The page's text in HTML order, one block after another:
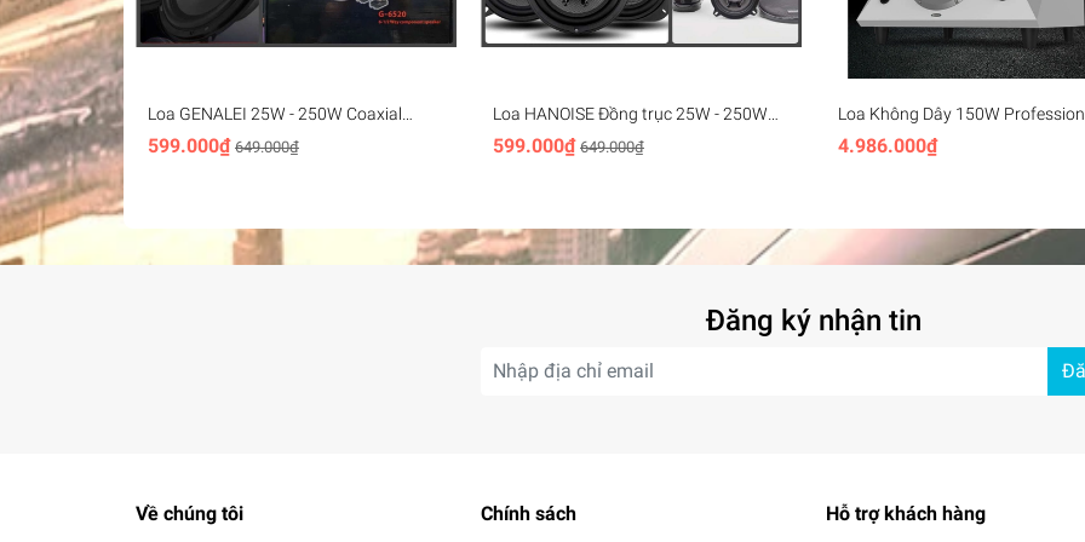
Loa GENALEI 25W - 250W Coaxial
speakers 4 5 6 inch professional
599.000₫ 649.000₫
Loa HANOISE Đồng trục 25W - 250W
Coaxial speakers 4 5 6 inch
professional 2 ways tweeter
599.000₫ 649.000₫
Loa Không Dây 150W
Crossover 2.1 Multimedia Speaker
System Subwoofer Bluetooth 5.0
4.986.000₫
Đăng ký nhận tin
Về chúng tôi Chính sách Hỗ trợ khách hàng